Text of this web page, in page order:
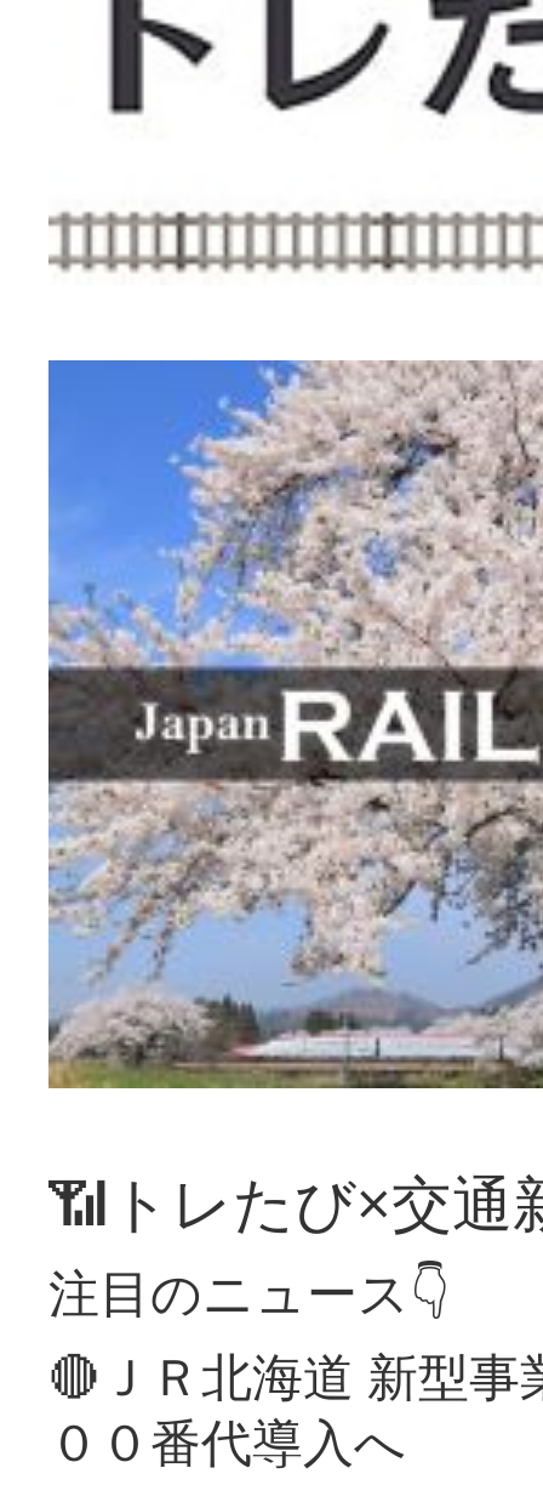
📶トレたび×交通
注目のニュース👇
🔴ＪＲ北海道 新型
００番代導入へ